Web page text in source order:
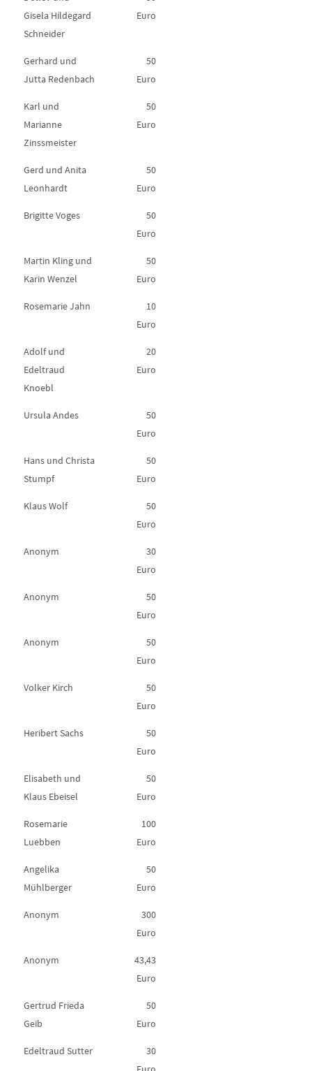
Gisela Hildegard
Schneider
Euro
Gerhard und
Jutta Redenbach
50
Euro
Karl und
Marianne
Zinssmeister
50
Euro
Gerd und Anita
Leonhardt
50
Euro
Brigitte Voges
50
Euro
Martin Kling und
Karin Wenzel
50
Euro
Rosemarie Jahn
10
Euro
Adolf und
Edeltraud
Knoebl
20
Euro
Ursula Andes
50
Euro
Hans und Christa
Stumpf
50
Euro
Klaus Wolf
50
Euro
Anonym
30
Euro
Anonym
50
Euro
Anonym
50
Euro
Volker Kirch
50
Euro
Heribert Sachs
50
Euro
Elisabeth und
Klaus Ebeisel
50
Euro
Rosemarie
Luebben
100
Euro
Angelika
Mühlberger
50
Euro
Anonym
300
Euro
Anonym
43,43
Euro
Gertrud Frieda
Geib
50
Euro
Edeltraud Sutter
30